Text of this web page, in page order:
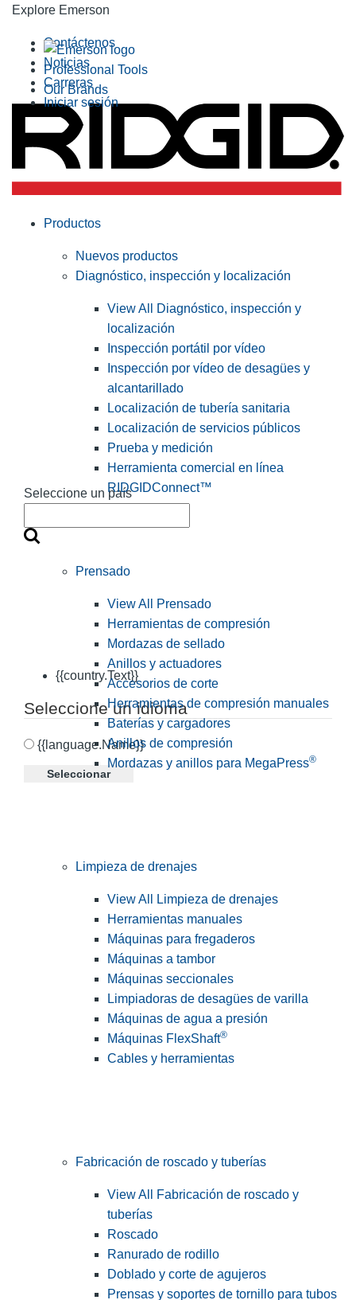
Explore Emerson
Professional Tools
Our Brands
Contáctenos
Noticias
Carreras
Iniciar sesión
Seleccione un país
{{country.Text}}
Seleccione un idioma
{{language.Name}}
Seleccionar
Productos
Nuevos productos
Diagnóstico, inspección y localización
View All Diagnóstico, inspección y
localización
Inspección portátil por vídeo
Inspección por vídeo de desagües y
alcantarillado
Localización de tubería sanitaria
Localización de servicios públicos
Prueba y medición
Herramienta comercial en línea
RIDGIDConnect™
Prensado
View All Prensado
Herramientas de compresión
Mordazas de sellado
Anillos y actuadores
Accesorios de corte
Herramientas de compresión manuales
Baterías y cargadores
Anillos de compresión
Mordazas y anillos para MegaPress®
Limpieza de drenajes
View All Limpieza de drenajes
Herramientas manuales
Máquinas para fregaderos
Máquinas a tambor
Máquinas seccionales
Limpiadoras de desagües de varilla
Máquinas de agua a presión
Máquinas FlexShaft®
Cables y herramientas
Fabricación de roscado y tuberías
View All Fabricación de roscado y
tuberías
Roscado
Ranurado de rodillo
Doblado y corte de agujeros
Prensas y soportes de tornillo para tubos